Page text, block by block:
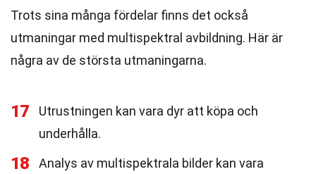
Trots sina många fördelar finns det också
utmaningar med multispektral avbildning. Här är
några av de största utmaningarna.
17
Utrustningen kan vara dyr att köpa och
underhålla.
18
Analys av multispektrala bilder kan vara